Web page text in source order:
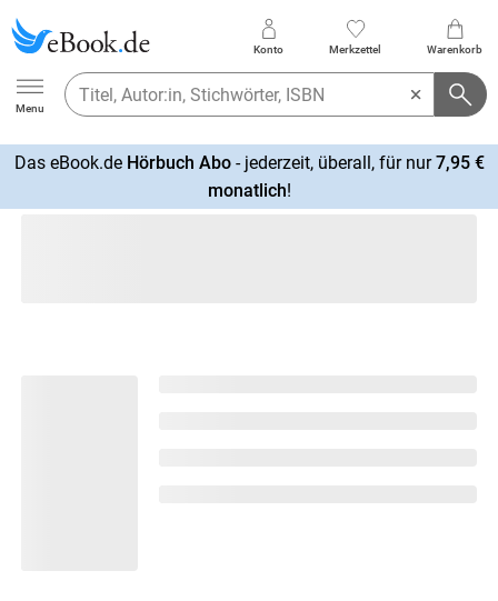
Ebook.de
Menu
Konto Merkzettel Warenkorb
Das eBook.de Hörbuch Abo- jederzeit, überall, für nur7,95 €
monatlich!